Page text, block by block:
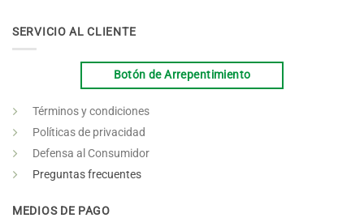
SERVICIO AL CLIENTE
Botón de Arrepentimiento
Términos y condiciones
Políticas de privacidad
Defensa al Consumidor
Preguntas frecuentes
MEDIOS DE PAGO